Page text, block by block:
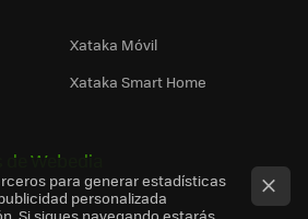
Xataka Móvil
Xataka Smart Home
Webedia
para generar estadísticas
personalizada